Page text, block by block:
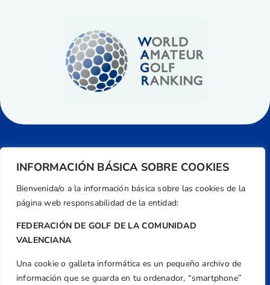
INFORMACIÓN BÁSICA SOBRE COOKIES
Bienvenida/o a la información básica sobre las cookies de la
página web responsabilidad de la entidad:
FEDERACIÓN DE GOLF DE LA COMUNIDAD
VALENCIANA
Una cookie o galleta informática es un pequeño archivo de
información que se guarda en tu ordenador, “smartphone”
Dirección